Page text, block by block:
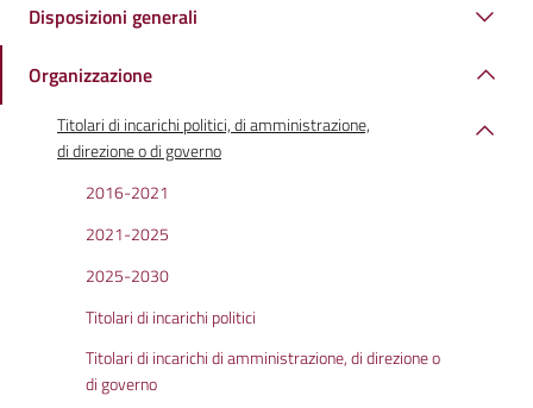
Disposizioni generali
Organizzazione
Titolari di incarichi politici, di amministrazione,
di direzione o di governo
2016-2021
2021-2025
2025-2030
Titolari di incarichi politici
Titolari di incarichi di amministrazione, di direzione o
di governo